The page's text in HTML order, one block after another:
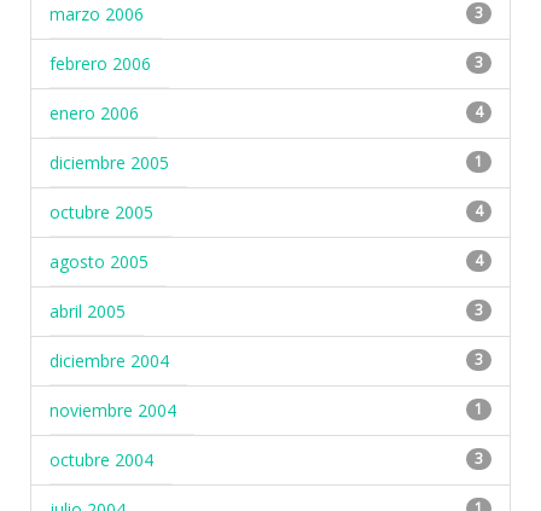
marzo 2006 3
febrero 2006 3
enero 2006 4
diciembre 2005 1
octubre 2005 4
agosto 2005 4
abril 2005 3
diciembre 2004 3
noviembre 2004 1
octubre 2004 3